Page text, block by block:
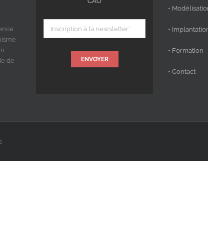
de
ENVOYER
•
•
• Formation
• Contact